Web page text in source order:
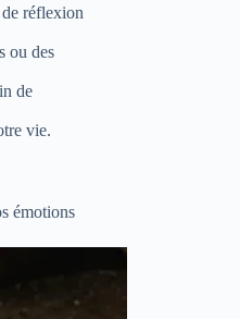
réflexion
ou des
de
vie.
émotions
à ces